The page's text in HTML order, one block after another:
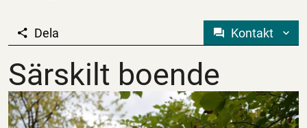
Särskilt boende
Dela Kontakt
Särskilt boende